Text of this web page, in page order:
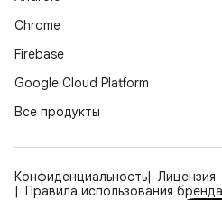
Chrome
Firebase
Google Cloud Platform
Все продукты
Конфиденциальность
Лицензия
Правила использования бренда